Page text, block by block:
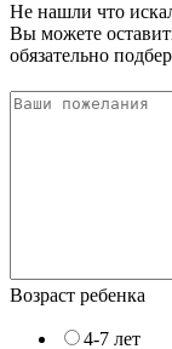
Не нашли что
Вы можете
обязательно
Возраст ребенка
4-7 лет